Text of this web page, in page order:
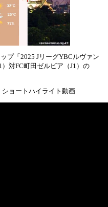
プ「2025 JリーグYBCルヴァン
対FC町田ゼルビア（J1）の
ショートハイライト動画